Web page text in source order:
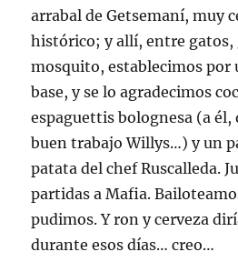
arrabal de Getsemaní, muy
histórico; y allí, entre gatos,
mosquito, establecimos por
base, y se lo agradecimos
espaguettis bolognesa (a él,
buen trabajo Willys…) y un
patata del chef Ruscalleda.
partidas a Mafia.
pudimos. Y ron y cerveza
durante esos días… creo…